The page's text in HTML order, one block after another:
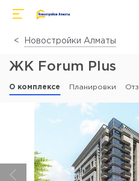
Новостройки Алматы
ЖК Forum Plus
О комплексе Планировки